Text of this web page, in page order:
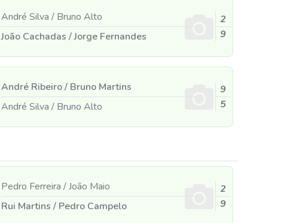
André Silva /Bruno Alto
João Cachadas /Jorge Fernandes
2
9
André Ribeiro/Bruno Martins
André Silva /Bruno Alto
9
5
Pedro Ferreira /João Maio
Rui Martins /Pedro Campelo
2
9